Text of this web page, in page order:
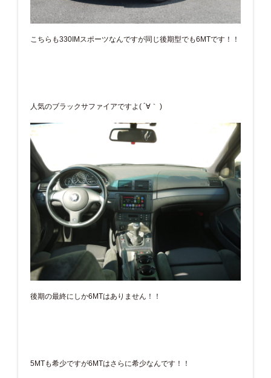
こちらも330IMスポーツなんですが同じ後期型でも6MTです！！
人気のブラックサファイアですよ( ´∀｀ )
後期の最終にしか6MTはありません！！
5MTも希少ですが6MTはさらに希少なんです！！